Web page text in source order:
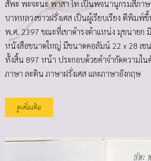
สัพะ พะจะนะ พาสา ไท เป็นพจนานุกรมสี่ภาษ
บาทหลวงชาวฝรั่งเศส เป็นผู้เรียบเรียง ตีพิมพ์
พ.ศ. 2397 ขณะที่เขาดำรงตำแหน่ง มุขนายก
หนังสือขนาดใหญ่ มีขนาดคอลัมน์ 22 x 28 เซ
ทั้งสิ้น 897 หน้า ประกอบด้วยคำจำกัดความใ
ภาษา ละติน ภาษาฝรั่งเศส และภาษาอังกฤษ
ดูเพิ่มเติม